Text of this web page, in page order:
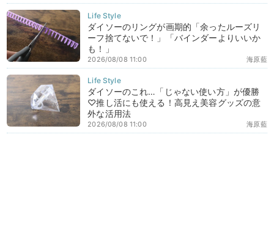
ダイソーのリングが画期的「余ったルーズリ
ーフ捨てないで！」「バインダーよりいいか
も！」
海原藍
2026/08/08 11:00
ダイソーのこれ…「じゃない使い方」が優勝
♡推し活にも使える！高見え美容グッズの意
外な活用法
海原藍
2026/08/08 11:00